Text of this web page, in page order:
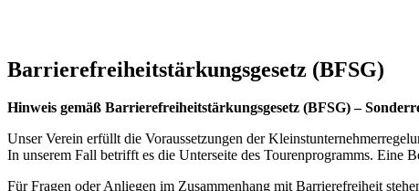
Barrierefreiheitstärkungsgesetz (BFSG)
Hinweis gemäß Barrierefreiheitstärkungsgesetz (BFSG) –
Unser Verein erfüllt die Voraussetzungen der
In unserem Fall betrifft es die Unterseite des Tourenprogramms. Eine
Für Fragen oder Anliegen im Zusammenhang mit Barrierefreiheit